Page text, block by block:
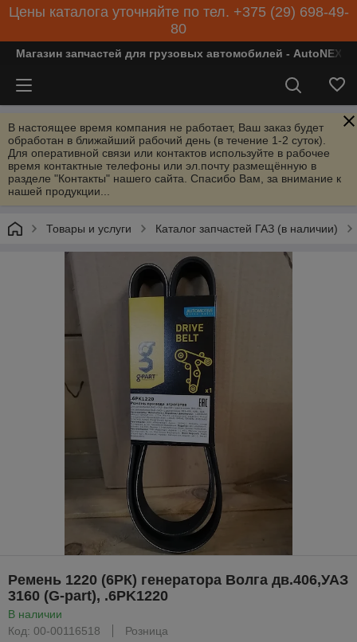
Цены каталога уточняйте по тел. +375 (29) 698-49-
80
Магазин запчастей для грузовых автомобилей - AutoNEXT
В настоящее время компания не работает, Ваш заказ будет
обработан в ближайший рабочий день (в течение 1-2 суток).
Для оперативной связи или контактов используйте в рабочее
время контактные телефоны или эл.почту размещённую в
разделе "Контакты" нашего сайта. Спасибо Вам, за внимание к
нашей продукции...
Товары и услуги Каталог запчастей ГАЗ (в наличии)
Ремень 1220 (6РК) генератора Волга дв.406,УАЗ
3160 (G-part), .6PK1220
В наличии
Код: 00-00116518
Розница